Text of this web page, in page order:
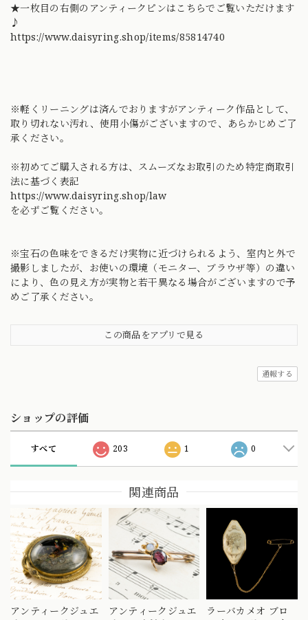
★一枚目の右側のアンティークピンはこちらでご覧いただけます
♪
https://www.daisyring.shop/items/85814740
※軽くリーニングは済んでおりますがアンティーク作品として、
取り切れない汚れ、使用小傷がございますので、あらかじめご了
承ください。
※初めてご購入される方は、スムーズなお取引のため特定商取引
法に基づく表記
https://www.daisyring.shop/law
を必ずご覧ください。
※宝石の色味をできるだけ実物に近づけられるよう、室内と外で
撮影しましたが、お使いの環境（モニター、ブラウザ等）の違い
により、色の見え方が実物と若干異なる場合がございますので予
めご了承ください。
この商品をアプリで見る
通報する
ショップの評価
すべて 203 1 0
関連商品
アンティークジュエ
アンティークジュエ
ラーバカメオ ブロ